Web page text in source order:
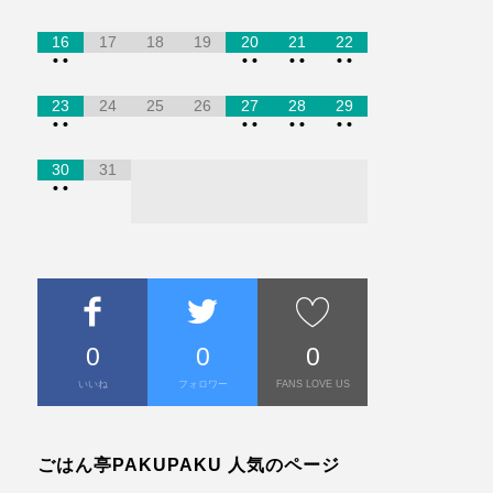
16
• •
17 18 19
20
• •
21
• •
22
• •
23
• •
24 25 26
27
• •
28
• •
29
• •
30
• •
31
0
いいね
0
フォロワー
0
FANS LOVE US
ごはん亭PAKUPAKU 人気のページ